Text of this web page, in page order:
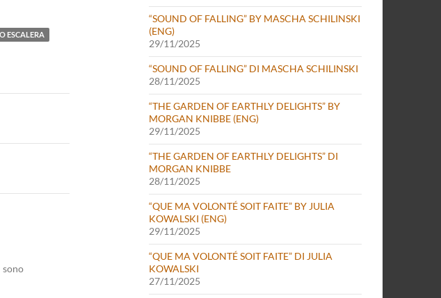
ESCALERA
sono
“SOUND OF FALLING” BY MASCHA SCHILINSKI
(ENG)
29/11/2025
“SOUND OF FALLING” DI MASCHA SCHILINSKI
28/11/2025
“THE GARDEN OF EARTHLY DELIGHTS” BY
MORGAN KNIBBE (ENG)
29/11/2025
“THE GARDEN OF EARTHLY DELIGHTS” DI
MORGAN KNIBBE
28/11/2025
“QUE MA VOLONTÉ SOIT FAITE” BY JULIA
KOWALSKI (ENG)
29/11/2025
“QUE MA VOLONTÉ SOIT FAITE” DI JULIA
KOWALSKI
27/11/2025